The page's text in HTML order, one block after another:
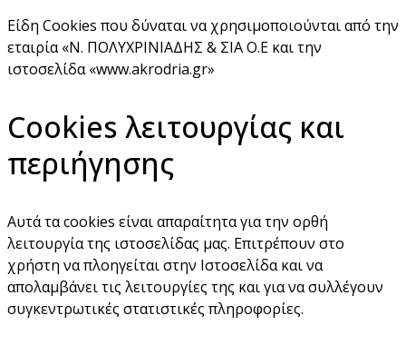
Είδη Cookies που δύναται να χρησιμοποιούνται από την
εταιρία «Ν. ΠΟΛΥΧΡΙΝΙΑΔΗΣ & ΣΙΑ Ο.Ε και την
ιστοσελίδα «www.akrodria.gr»
Cookies λειτουργίας και
περιήγησης
Αυτά τα cookies είναι απαραίτητα για την ορθή
λειτουργία της ιστοσελίδας μας. Επιτρέπουν στο
χρήστη να πλοηγείται στην Ιστοσελίδα και να
απολαμβάνει τις λειτουργίες της και για να συλλέγουν
συγκεντρωτικές στατιστικές πληροφορίες.